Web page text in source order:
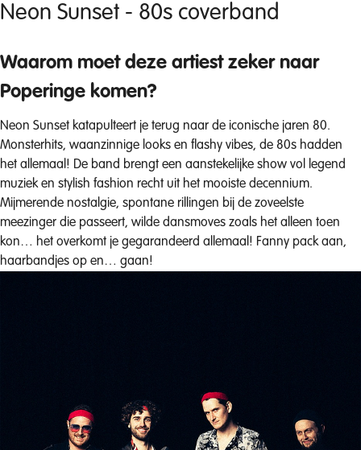
Neon Sunset - 80s coverband
Waarom moet deze artiest zeker naar
Poperinge komen?
Neon Sunset katapulteert je terug naar de iconische jaren 80.
Monsterhits, waanzinnige looks en flashy vibes, de 80s hadden
het allemaal! De band brengt een aanstekelijke show vol legend
muziek en stylish fashion recht uit het mooiste decennium.
Mijmerende nostalgie, spontane rillingen bij de zoveelste
meezinger die passeert, wilde dansmoves zoals het alleen toen
kon… het overkomt je gegarandeerd allemaal! Fanny pack aan,
haarbandjes op en… gaan!